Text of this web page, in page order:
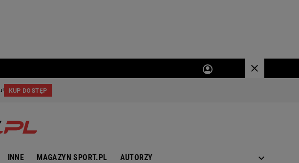
INNE MAGAZYN SPORT.PL AUTORZY